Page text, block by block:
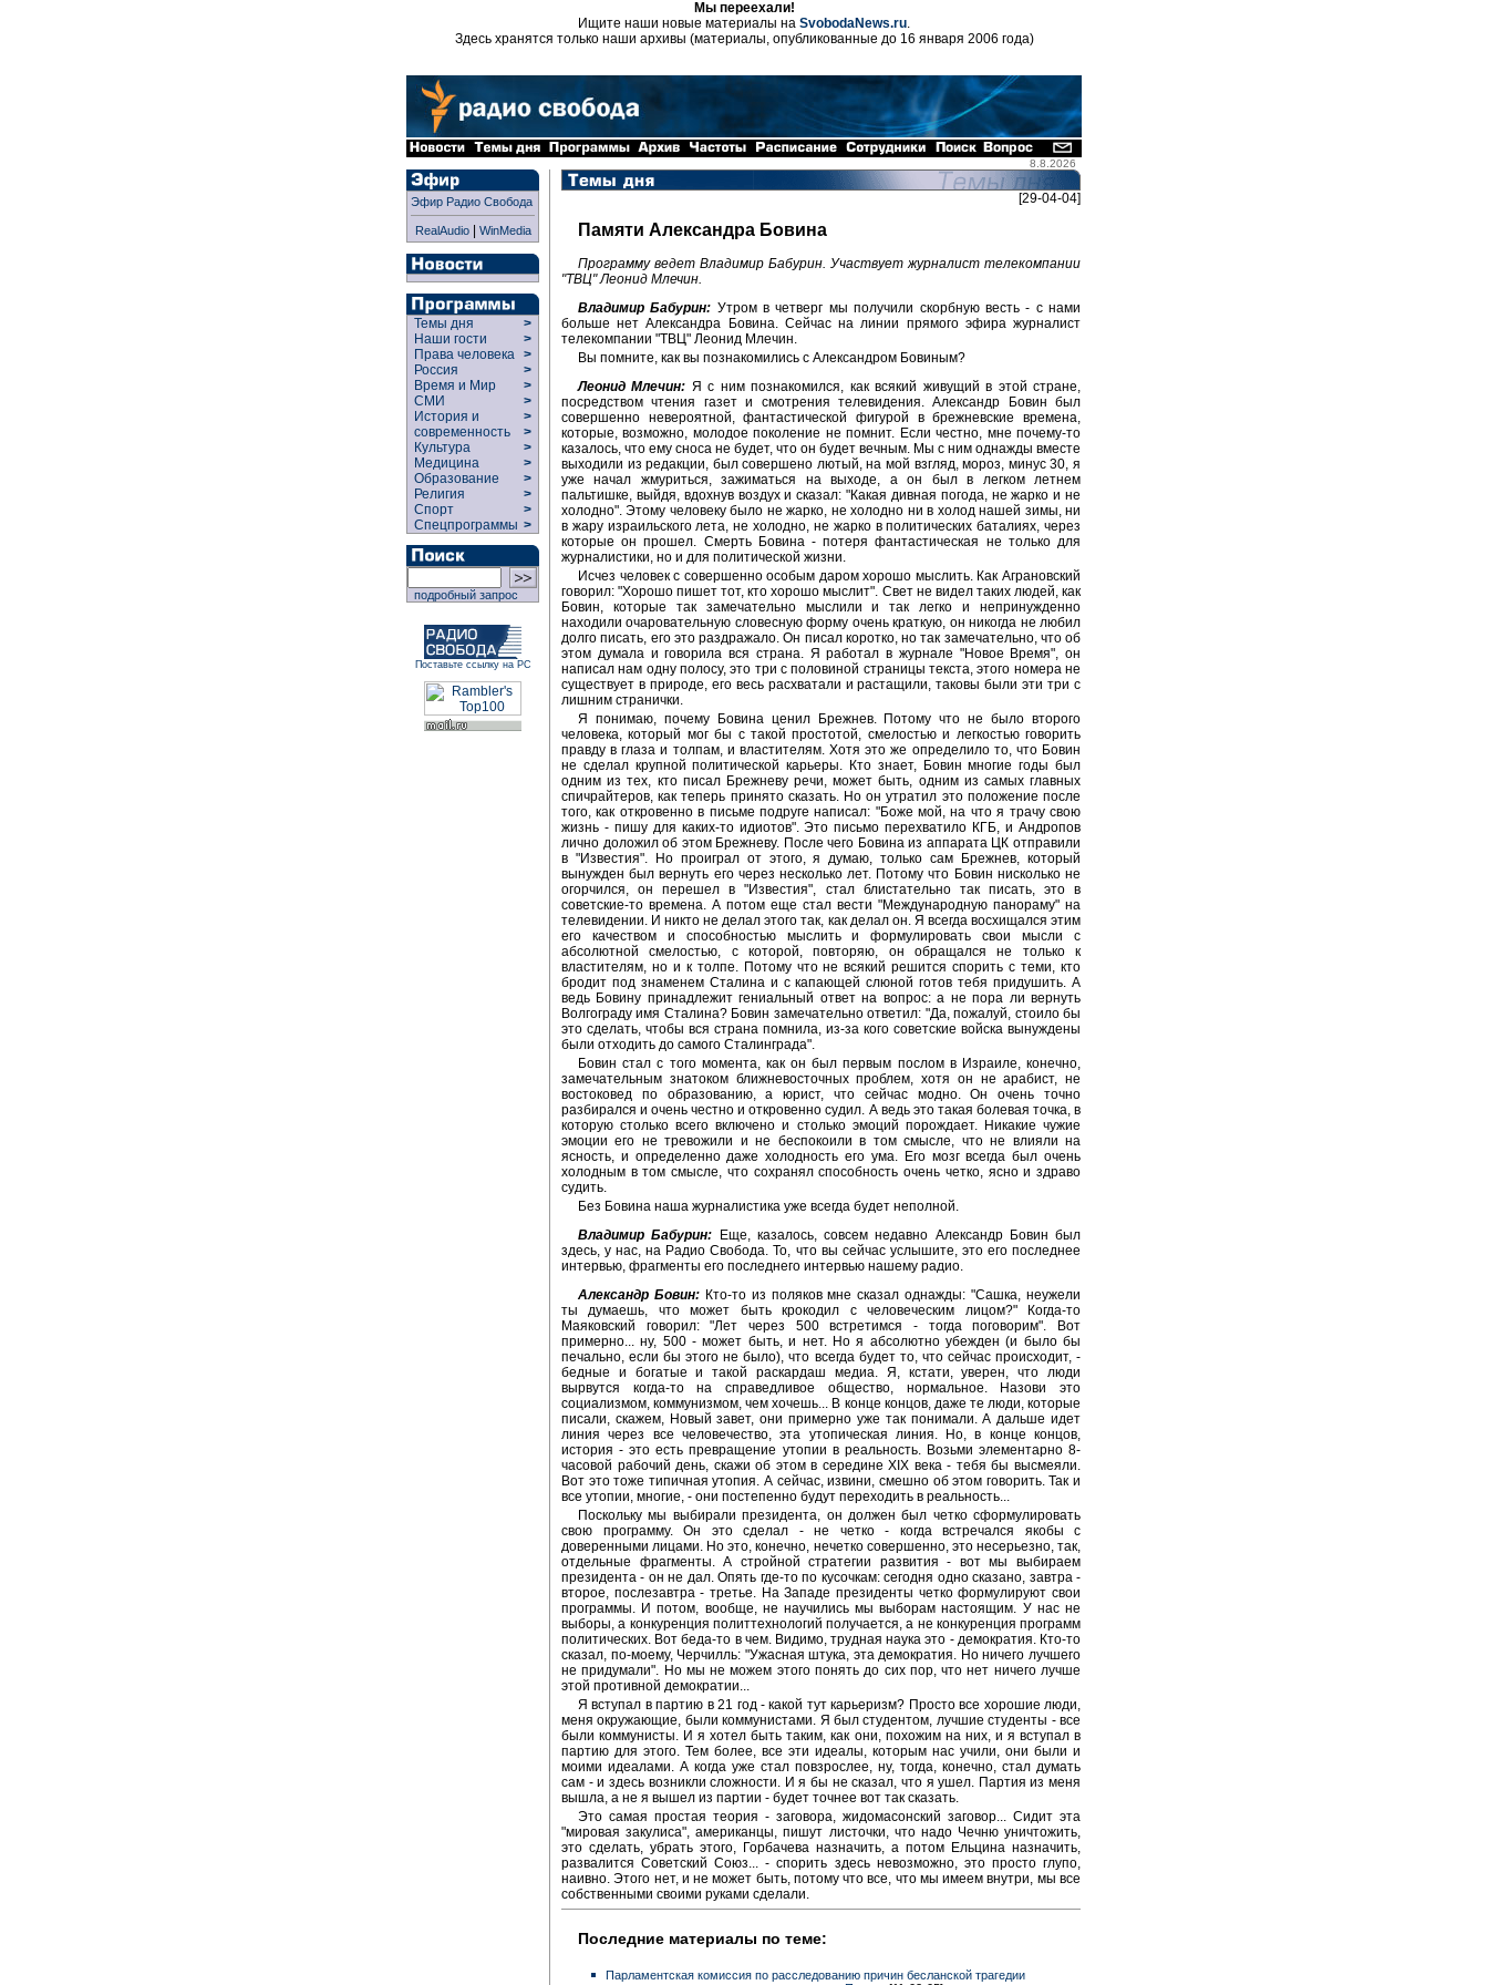
Мы переехали!
Ищите наши новые материалы на SvobodaNews.ru.
Здесь хранятся только наши архивы (материалы, опубликованные до 16 января 2006 года)
8.8.2026
Эфир Радио Свобода
RealAudio| WinMedia
Темы дня
>
Наши гости
>
Права человека >
Россия
>
Время и Мир
>
СМИ
>
История и
современность
>
>
Культура
>
Медицина
>
Образование
>
Религия
>
Спорт
>
Спецпрограммы >
подробный запрос
Поставьте ссылку на РС
[29-04-04]
Памяти Александра Бовина
Программу ведет Владимир Бабурин. Участвует журналист телекомпании
"ТВЦ" Леонид Млечин.
Владимир Бабурин: Утром в четверг мы получили скорбную весть - с нами
больше нет Александра Бовина. Сейчас на линии прямого эфира журналист
телекомпании "ТВЦ" Леонид Млечин.
Вы помните, как вы познакомились с Александром Бовиным?
Леонид Млечин: Я с ним познакомился, как всякий живущий в этой стране,
посредством чтения газет и смотрения телевидения. Александр Бовин был
совершенно невероятной, фантастической фигурой в брежневские времена,
которые, возможно, молодое поколение не помнит. Если честно, мне почему-то
казалось, что ему сноса не будет, что он будет вечным. Мы с ним однажды вместе
выходили из редакции, был совершено лютый, на мой взгляд, мороз, минус 30, я
уже начал жмуриться, зажиматься на выходе, а он был в легком летнем
пальтишке, выйдя, вдохнув воздух и сказал: "Какая дивная погода, не жарко и не
холодно". Этому человеку было не жарко, не холодно ни в холод нашей зимы, ни
в жару израильского лета, не холодно, не жарко в политических баталиях, через
которые он прошел. Смерть Бовина - потеря фантастическая не только для
журналистики, но и для политической жизни.
Исчез человек с совершенно особым даром хорошо мыслить. Как Аграновский
говорил: "Хорошо пишет тот, кто хорошо мыслит". Свет не видел таких людей, как
Бовин, которые так замечательно мыслили и так легко и непринужденно
находили очаровательную словесную форму очень краткую, он никогда не любил
долго писать, его это раздражало. Он писал коротко, но так замечательно, что об
этом думала и говорила вся страна. Я работал в журнале "Новое Время", он
написал нам одну полосу, это три с половиной страницы текста, этого номера не
существует в природе, его весь расхватали и растащили, таковы были эти три с
лишним странички.
Я понимаю, почему Бовина ценил Брежнев. Потому что не было второго
человека, который мог бы с такой простотой, смелостью и легкостью говорить
правду в глаза и толпам, и властителям. Хотя это же определило то, что Бовин
не сделал крупной политической карьеры. Кто знает, Бовин многие годы был
одним из тех, кто писал Брежневу речи, может быть, одним из самых главных
спичрайтеров, как теперь принято сказать. Но он утратил это положение после
того, как откровенно в письме подруге написал: "Боже мой, на что я трачу свою
жизнь - пишу для каких-то идиотов". Это письмо перехватило КГБ, и Андропов
лично доложил об этом Брежневу. После чего Бовина из аппарата ЦК отправили
в "Известия". Но проиграл от этого, я думаю, только сам Брежнев, который
вынужден был вернуть его через несколько лет. Потому что Бовин нисколько не
огорчился, он перешел в "Известия", стал блистательно так писать, это в
советские-то времена. А потом еще стал вести "Международную панораму" на
телевидении. И никто не делал этого так, как делал он. Я всегда восхищался этим
его качеством и способностью мыслить и формулировать свои мысли c
абсолютной смелостью, с которой, повторяю, он обращался не только к
властителям, но и к толпе. Потому что не всякий решится спорить с теми, кто
бродит под знаменем Сталина и с капающей слюной готов тебя придушить. А
ведь Бовину принадлежит гениальный ответ на вопрос: а не пора ли вернуть
Волгограду имя Сталина? Бовин замечательно ответил: "Да, пожалуй, стоило бы
это сделать, чтобы вся страна помнила, из-за кого советские войска вынуждены
были отходить до самого Сталинграда".
Бовин стал с того момента, как он был первым послом в Израиле, конечно,
замечательным знатоком ближневосточных проблем, хотя он не арабист, не
востоковед по образованию, а юрист, что сейчас модно. Он очень точно
разбирался и очень честно и откровенно судил. А ведь это такая болевая точка, в
которую столько всего включено и столько эмоций порождает. Никакие чужие
эмоции его не тревожили и не беспокоили в том смысле, что не влияли на
ясность, и определенно даже холодность его ума. Его мозг всегда был очень
холодным в том смысле, что сохранял способность очень четко, ясно и здраво
судить.
Без Бовина наша журналистика уже всегда будет неполной.
Владимир Бабурин: Еще, казалось, совсем недавно Александр Бовин был
здесь, у нас, на Радио Свобода. То, что вы сейчас услышите, это его последнее
интервью, фрагменты его последнего интервью нашему радио.
Александр Бовин:Кто-то из поляков мне сказал однажды: "Сашка, неужели
ты думаешь, что может быть крокодил с человеческим лицом?" Когда-то
Маяковский говорил: "Лет через 500 встретимся - тогда поговорим". Вот
примерно... ну, 500 - может быть, и нет. Но я абсолютно убежден (и было бы
печально, если бы этого не было), что всегда будет то, что сейчас происходит, -
бедные и богатые и такой раскардаш медиа. Я, кстати, уверен, что люди
вырвутся когда-то на справедливое общество, нормальное. Назови это
социализмом, коммунизмом, чем хочешь... В конце концов, даже те люди, которые
писали, скажем, Новый завет, они примерно уже так понимали. А дальше идет
линия через все человечество, эта утопическая линия. Но, в конце концов,
история - это есть превращение утопии в реальность. Возьми элементарно 8-
часовой рабочий день, скажи об этом в середине XIX века - тебя бы высмеяли.
Вот это тоже типичная утопия. А сейчас, извини, смешно об этом говорить. Так и
все утопии, многие, - они постепенно будут переходить в реальность...
Поскольку мы выбирали президента, он должен был четко сформулировать
свою программу. Он это сделал - не четко - когда встречался якобы с
доверенными лицами. Но это, конечно, нечетко совершенно, это несерьезно, так,
отдельные фрагменты. А стройной стратегии развития - вот мы выбираем
президента - он не дал. Опять где-то по кусочкам: сегодня одно сказано, завтра -
второе, послезавтра - третье. На Западе президенты четко формулируют свои
программы. И потом, вообще, не научились мы выборам настоящим. У нас не
выборы, а конкуренция политтехнологий получается, а не конкуренция программ
политических. Вот беда-то в чем. Видимо, трудная наука это - демократия. Кто-то
сказал, по-моему, Черчилль: "Ужасная штука, эта демократия. Но ничего лучшего
не придумали". Но мы не можем этого понять до сих пор, что нет ничего лучше
этой противной демократии...
Я вступал в партию в 21 год - какой тут карьеризм? Просто все хорошие люди,
меня окружающие, были коммунистами. Я был студентом, лучшие студенты - все
были коммунисты. И я хотел быть таким, как они, похожим на них, и я вступал в
партию для этого. Тем более, все эти идеалы, которым нас учили, они были и
моими идеалами. А когда уже стал повзрослее, ну, тогда, конечно, стал думать
сам - и здесь возникли сложности. И я бы не сказал, что я ушел. Партия из меня
вышла, а не я вышел из партии - будет точнее вот так сказать.
Это самая простая теория - заговора, жидомасонский заговор... Сидит эта
"мировая закулиса", американцы, пишут листочки, что надо Чечню уничтожить,
это сделать, убрать этого, Горбачева назначить, а потом Ельцина назначить,
развалится Советский Союз... - спорить здесь невозможно, это просто глупо,
наивно. Этого нет, и не может быть, потому что все, что мы имеем внутри, мы все
собственными своими руками сделали.
Последние материалы по теме:
Парламентская комиссия по расследованию причин бесланской трагедии